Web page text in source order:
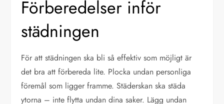
Förberedelser inför
städningen
För att städningen ska bli så effektiv som möjligt är
det bra att förbereda lite. Plocka undan personliga
föremål som ligger framme. Städerskan ska städa
ytorna – inte flytta undan dina saker. Lägg undan